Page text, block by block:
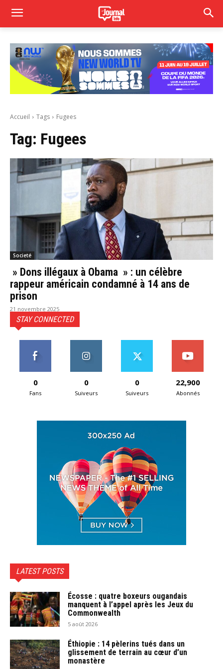
Accueil Tags Fugees
Tag: Fugees
Societé
» Dons illégaux à Obama » : un célèbre
rappeur américain condamné à 14 ans de
prison
21 novembre 2025
STAY CONNECTED
0
Fans
0
Suiveurs
0
Suiveurs
22,900
Abonnés
LATEST POSTS
Écosse : quatre boxeurs ougandais
manquent à l’appel après les Jeux du
Commonwealth
5 août 2026
Éthiopie : 14 pèlerins tués dans un
glissement de terrain au cœur d’un
monastère